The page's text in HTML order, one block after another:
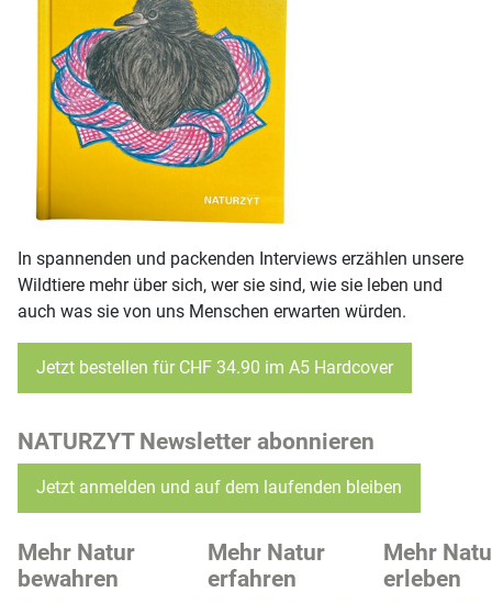
In spannenden und packenden Interviews erzählen unsere
Wildtiere mehr über sich, wer sie sind, wie sie leben und
auch was sie von uns Menschen erwarten würden.
Jetzt bestellen für CHF 34.90 im A5 Hardcover
NATURZYT Newsletter abonnieren
Jetzt anmelden und auf dem laufenden bleiben
Mehr Natur
bewahren
Mehr Natur
erfahren
Mehr
erleben